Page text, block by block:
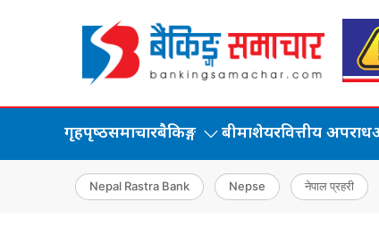
गृहपृष्‍ठसमाचारबैकिङ्ग बीमाशेयरवित्तीय अपराध
Nepal Rastra Bank Nepse नेपाल प्रहरी